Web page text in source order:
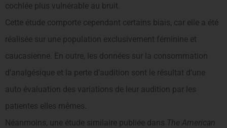
cochlée plus vulnérable au bruit.
Cette étude comporte cependant certains biais, car elle a été
réalisée sur une population exclusivement féminine et
caucasienne. En outre, les données sur la consommation
d’analgésique et la perte d’audition sont le résultat d’une
auto évaluation des variations de leur audition par les
patientes elles mêmes.
Néanmoins, une étude similaire publiée dans The American